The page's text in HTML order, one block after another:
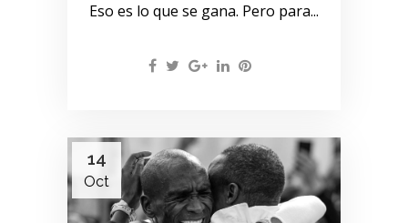
Eso es lo que se gana. Pero para...
14
Oct